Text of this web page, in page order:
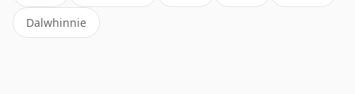
Dalwhinnie